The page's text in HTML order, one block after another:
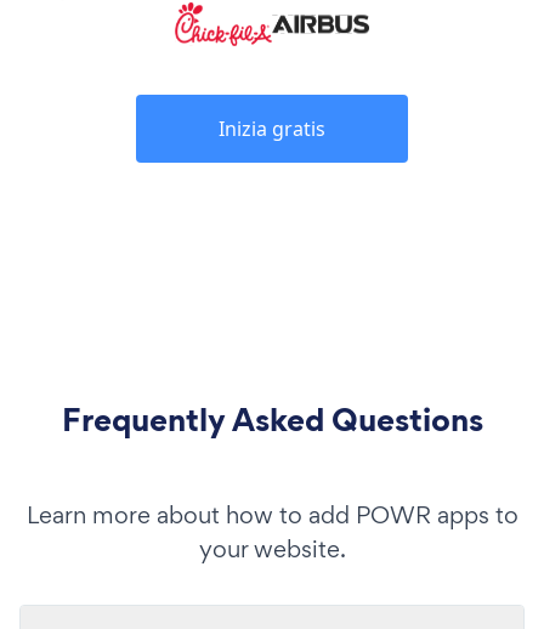
Inizia gratis
Frequently Asked Questions
Learn more about how to add POWR apps to
your website.